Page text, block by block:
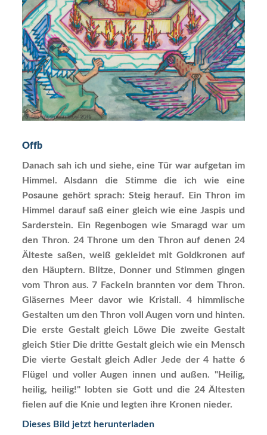
Offb
Danach sah ich und siehe, eine Tür war aufgetan im
Himmel. Alsdann die Stimme die ich wie eine
Posaune gehört sprach: Steig herauf. Ein Thron im
Himmel darauf saß einer gleich wie eine Jaspis und
Sarderstein. Ein Regenbogen wie Smaragd war um
den Thron. 24 Throne um den Thron auf denen 24
Älteste saßen, weiß gekleidet mit Goldkronen auf
den Häuptern. Blitze, Donner und Stimmen gingen
vom Thron aus. 7 Fackeln brannten vor dem Thron.
Gläsernes Meer davor wie Kristall. 4 himmlische
Gestalten um den Thron voll Augen vorn und hinten.
Die erste Gestalt gleich Löwe Die zweite Gestalt
gleich Stier Die dritte Gestalt gleich wie ein Mensch
Die vierte Gestalt gleich Adler Jede der 4 hatte 6
Flügel und voller Augen innen und außen. "Heilig,
heilig, heilig!" lobten sie Gott und die 24 Ältesten
fielen auf die Knie und legten ihre Kronen nieder.
Dieses Bild jetzt herunterladen